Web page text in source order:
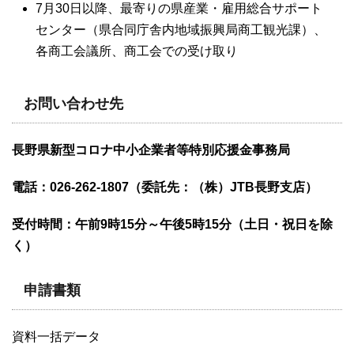
7月30日以降、最寄りの県産業・雇用総合サポート
センター（県合同庁舎内地域振興局商工観光課）、
各商工会議所、商工会での受け取り
お問い合わせ先
長野県新型コロナ中小企業者等特別応援金事務局
電話：026-262-1807 （委託先：（株）JTB長野支店）
受付時間：午前9時15分～午後5時15分（土日・祝日を除
く）
申請書類
資料一括データ